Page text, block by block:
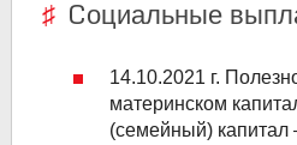
Cоциальные
14.10.2021 г.
материнском
(семейный) капитал